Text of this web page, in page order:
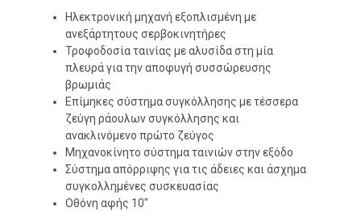
Ηλεκτρονική μηχανή εξοπλισμένη με
ανεξάρτητους σερβοκινητήρες
Τροφοδοσία ταινίας με αλυσίδα στη μία
πλευρά για την αποφυγή συσσώρευσης
βρωμιάς
Επίμηκες σύστημα συγκόλλησης με τέσσερα
ζεύγη ράουλων συγκόλλησης και
ανακλινόμενο πρώτο ζεύγος
Μηχανοκίνητο σύστημα ταινιών στην εξόδο
Σύστημα απόρριψης για τις άδειες και άσχημα
συγκολλημένες συσκευασίας
Οθόνη αφής 10″